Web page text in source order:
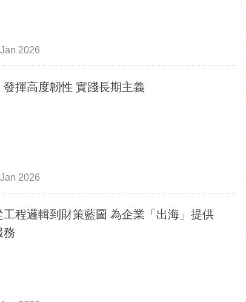
2026
發揮高度韌性 實踐長期主義
2026
工程邏輯到財策藍圖 為企業「出海」提供
務